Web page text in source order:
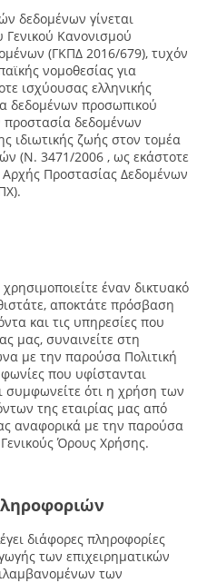
δεδομένων γίνεται
Γενικού Κανονισμού
(ΓΚΠΔ 2016/679), τυχόν
νομοθεσίας για
ισχύουσας ελληνικής
δεδομένων προσωπικού
προστασία δεδομένων
ιδιωτικής ζωής στον τομέα
(Ν. 3471/2006 , ως εκάστοτε
Αρχής Προστασίας Δεδομένων
έναν δικτυακό
αποκτάτε πρόσβαση
και τις υπηρεσίες που
μας, συναινείτε στη
με την παρούσα Πολιτική
που υφίστανται
συμφωνείτε ότι η χρήση των
της εταιρίας μας από
αναφορικά με την παρούσα
Όρους Χρήσης.
διάφορες πληροφορίες
των επιχειρηματικών
των